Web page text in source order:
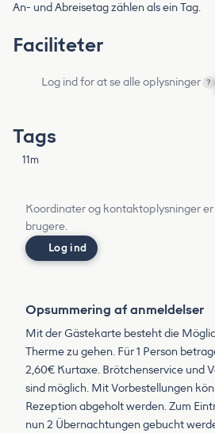
An- und Abreisetag zählen als ein Tag.
Faciliteter
Log ind for at se alle oplysninger ?
Tags
11m
Koordinater og kontaktoplysninger
brugere.
Log ind
Opsummering af anmeldelser
Mit der Gästekarte besteht die
Therme zu gehen. Für 1 Person
2,60€ Kurtaxe. Brötchenservice und
sind möglich. Mit Vorbestellungen
Rezeption abgeholt werden. Zum
nun 2 Übernachtungen gebucht